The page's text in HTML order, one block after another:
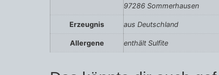
97286 Sommerhausen
Erzeugnis aus Deutschland
Allergene enthält Sulfite